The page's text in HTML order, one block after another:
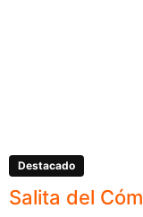
Destacado
Salita del